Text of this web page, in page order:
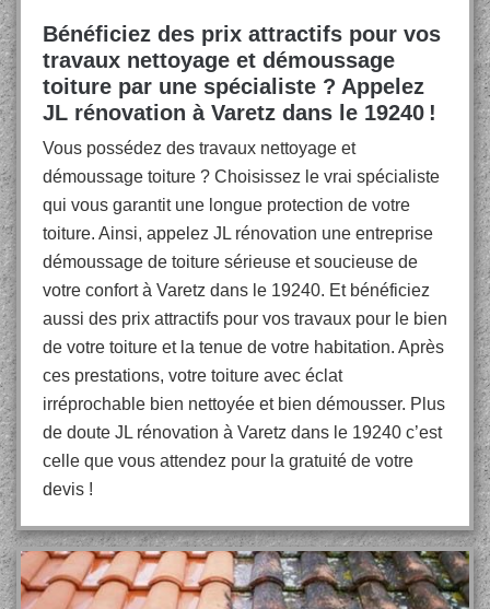
Bénéficiez des prix attractifs pour vos
travaux nettoyage et démoussage
toiture par une spécialiste ? Appelez
JL rénovation à Varetz dans le 19240 !
Vous possédez des travaux nettoyage et
démoussage toiture ? Choisissez le vrai spécialiste
qui vous garantit une longue protection de votre
toiture. Ainsi, appelez JL rénovation une entreprise
démoussage de toiture sérieuse et soucieuse de
votre confort à Varetz dans le 19240. Et bénéficiez
aussi des prix attractifs pour vos travaux pour le bien
de votre toiture et la tenue de votre habitation. Après
ces prestations, votre toiture avec éclat
irréprochable bien nettoyée et bien démousser. Plus
de doute JL rénovation à Varetz dans le 19240 c’est
celle que vous attendez pour la gratuité de votre
devis !